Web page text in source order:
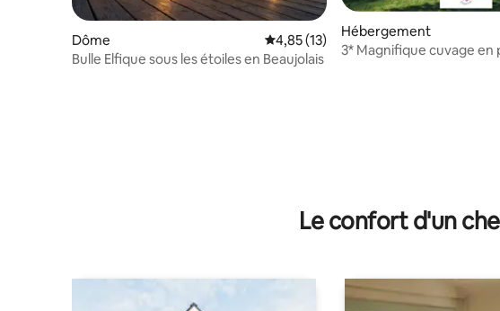
Dôme Évaluation moyenne sur la base de
4,85 (13)
Bulle Elfique sous les étoiles en Beaujolais
Hébergement
3* Magnifique cuvage en
Le confort d'un